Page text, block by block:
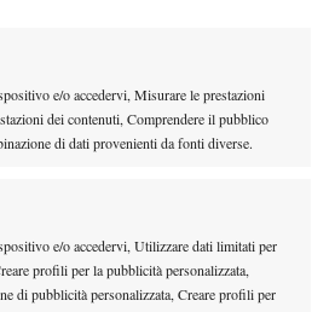
e/o accedervi, Misurare le prestazioni
dei contenuti, Comprendere il pubblico
di dati provenienti da fonti diverse.
e/o accedervi, Utilizzare dati limitati per
profili per la pubblicità personalizzata,
di pubblicità personalizzata, Creare profili per
da quello mostrato su erba e ciò le
ridosso della top 20 WTA da lunedì
a questo riguardo brucia ancora
lo scorso anno, quando si
cavalcata con tanto di vittorie al
Kong testimonia come possa essere
sul cemento ed in condizioni non